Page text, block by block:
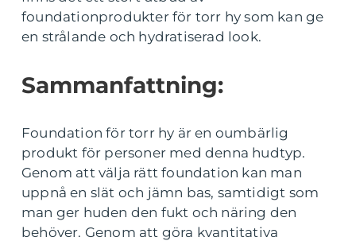
foundationprodukter för torr hy som kan ge
en strålande och hydratiserad look.
Sammanfattning:
Foundation för torr hy är en oumbärlig
produkt för personer med denna hudtyp.
Genom att välja rätt foundation kan man
uppnå en slät och jämn bas, samtidigt som
man ger huden den fukt och näring den
behöver. Genom att göra kvantitativa